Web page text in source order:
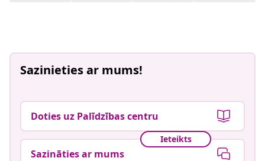
Sazinieties ar mums!
Doties uz Palīdzības centru
Ieteikts
Sazināties ar mums